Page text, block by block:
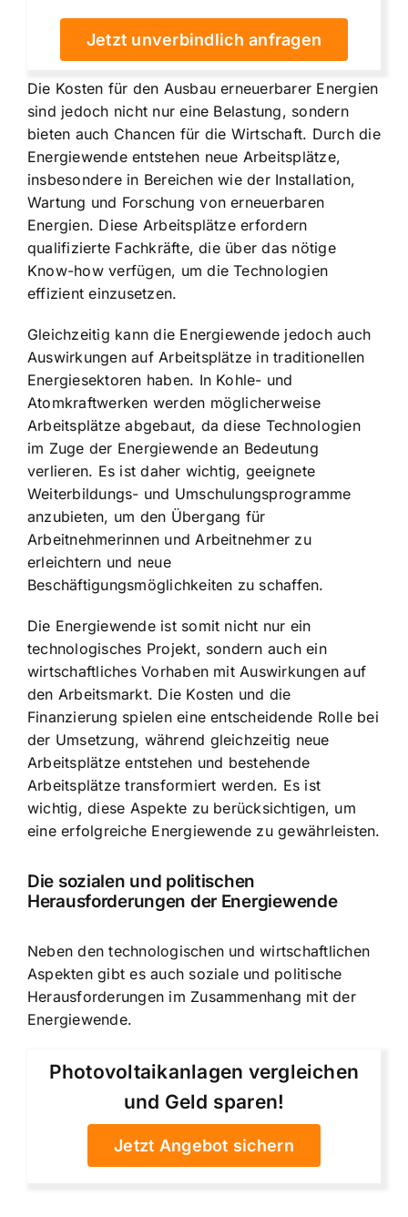
Jetzt unverbindlich anfragen
Die Kosten für den Ausbau erneuerbarer Energien
sind jedoch nicht nur eine Belastung, sondern
bieten auch Chancen für die Wirtschaft. Durch die
Energiewende entstehen neue Arbeitsplätze,
insbesondere in Bereichen wie der Installation,
Wartung und Forschung von erneuerbaren
Energien. Diese Arbeitsplätze erfordern
qualifizierte Fachkräfte, die über das nötige
Know-how verfügen, um die Technologien
effizient einzusetzen.
Gleichzeitig kann die Energiewende jedoch auch
Auswirkungen auf Arbeitsplätze in traditionellen
Energiesektoren haben. In Kohle- und
Atomkraftwerken werden möglicherweise
Arbeitsplätze abgebaut, da diese Technologien
im Zuge der Energiewende an Bedeutung
verlieren. Es ist daher wichtig, geeignete
Weiterbildungs- und Umschulungsprogramme
anzubieten, um den Übergang für
Arbeitnehmerinnen und Arbeitnehmer zu
erleichtern und neue
Beschäftigungsmöglichkeiten zu schaffen.
Die Energiewende ist somit nicht nur ein
technologisches Projekt, sondern auch ein
wirtschaftliches Vorhaben mit Auswirkungen auf
den Arbeitsmarkt. Die Kosten und die
Finanzierung spielen eine entscheidende Rolle bei
der Umsetzung, während gleichzeitig neue
Arbeitsplätze entstehen und bestehende
Arbeitsplätze transformiert werden. Es ist
wichtig, diese Aspekte zu berücksichtigen, um
eine erfolgreiche Energiewende zu gewährleisten.
Die sozialen und politischen
Herausforderungen der Energiewende
Neben den technologischen und wirtschaftlichen
Aspekten gibt es auch soziale und politische
Herausforderungen im Zusammenhang mit der
Energiewende.
Photovoltaikanlagen vergleichen
und Geld sparen!
Jetzt Angebot sichern